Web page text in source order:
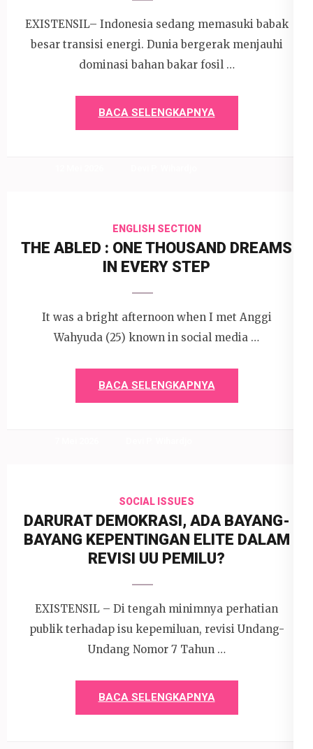
EXISTENSIL– Indonesia sedang memasuki babak
besar transisi energi. Dunia bergerak menjauhi
dominasi bahan bakar fosil …
BACA SELENGKAPNYA
ENGLISH SECTION
THE ABLED : ONE THOUSAND DREAMS
IN EVERY STEP
It was a bright afternoon when I met Anggi
Wahyuda (25) known in social media …
BACA SELENGKAPNYA
SOCIAL ISSUES
DARURAT DEMOKRASI, ADA BAYANG-
BAYANG KEPENTINGAN ELITE DALAM
REVISI UU PEMILU?
EXISTENSIL – Di tengah minimnya perhatian
publik terhadap isu kepemiluan, revisi Undang-
Undang Nomor 7 Tahun …
BACA SELENGKAPNYA